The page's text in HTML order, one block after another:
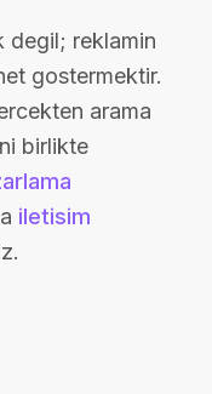
degil; reklamin
gostermektir.
arama
birlikte
iletisim